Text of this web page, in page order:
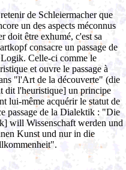
de Schleiermacher que
un des aspects méconnus
doit être exhumé, c'est sa
consacre un passage de
Celle-ci comme le
et ouvre le passage à
"l'Art de la découverte" (die
dit l'heuristique] un principe
lui-même acquérir le statut de
passage de la Dialektik : "Die
will Wissenschaft werden und
Kunst und nur in die